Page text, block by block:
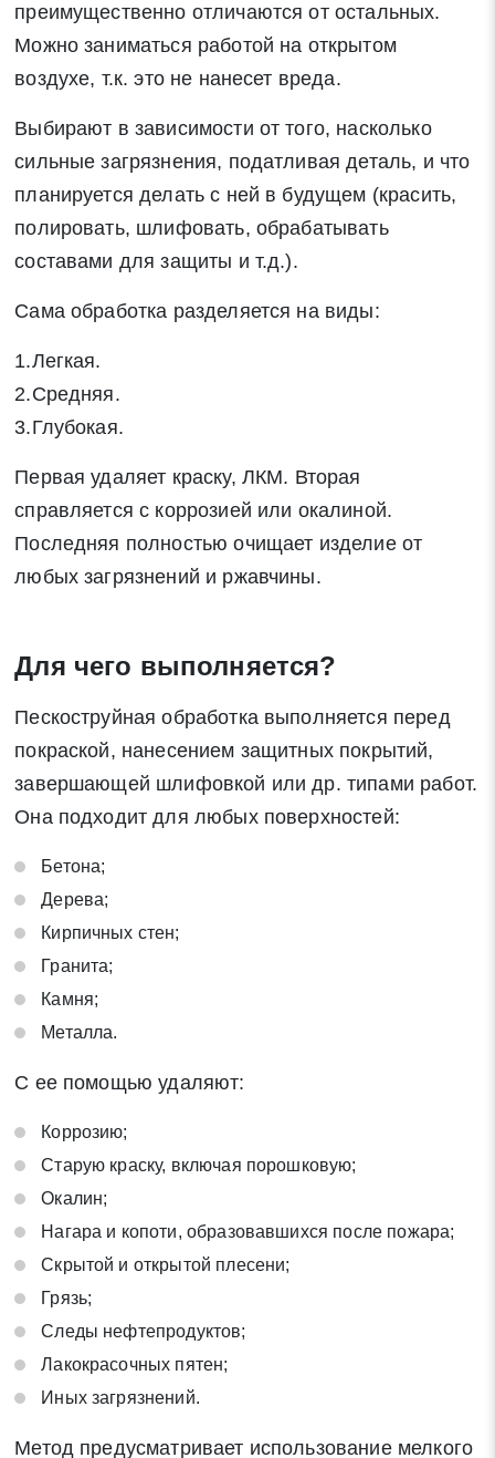
преимущественно отличаются от остальных.
Можно заниматься работой на открытом
воздухе, т.к. это не нанесет вреда.
Выбирают в зависимости от того, насколько
сильные загрязнения, податливая деталь, и что
планируется делать с ней в будущем (красить,
полировать, шлифовать, обрабатывать
составами для защиты и т.д.).
Сама обработка разделяется на виды:
1.Легкая.
2.Средняя.
3.Глубокая.
Первая удаляет краску, ЛКМ. Вторая
справляется с коррозией или окалиной.
Последняя полностью очищает изделие от
любых загрязнений и ржавчины.
Для чего выполняется?
Пескоструйная обработка выполняется перед
покраской, нанесением защитных покрытий,
завершающей шлифовкой или др. типами работ.
Она подходит для любых поверхностей:
Бетона;
Дерева;
Кирпичных стен;
Гранита;
Камня;
Металла.
С ее помощью удаляют:
Коррозию;
Старую краску, включая порошковую;
Окалин;
Нагара и копоти, образовавшихся после пожара;
Скрытой и открытой плесени;
Грязь;
Следы нефтепродуктов;
Лакокрасочных пятен;
Иных загрязнений.
Метод предусматривает использование мелкого
Заявка на обратный звонок